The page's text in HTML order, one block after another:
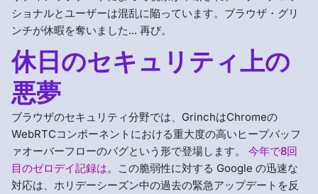
ショナルとユーザーは混乱に陥っています。ブラウザ・グリ
ンチが休暇を奪いました... 再び。
休日のセキュリティ上の
悪夢
ブラウザのセキュリティ分野では、GrinchはChromeの
WebRTCコンポーネントにおける重大度の高いヒープバッフ
ァオーバーフローのバグという形で登場します。 今年で8回
目のゼロデイ記録は。この脆弱性に対する Google の迅速な
対応は、ホリデーシーズン中の過去の緊急アップデートを反